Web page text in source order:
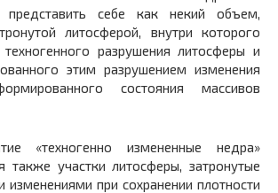
себе как некий объем,
литосферой, внутри которого
разрушения литосферы и
этим разрушением изменения
состояния массивов
«техногенно измененные недра»
также участки литосферы, затронутые
при сохранении плотности